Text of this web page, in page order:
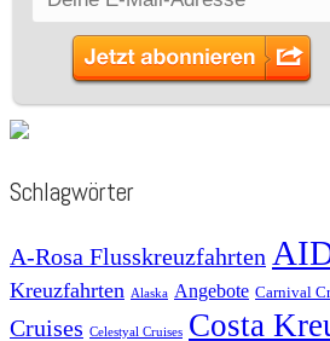
Schlagwörter
A-Rosa Flusskreuzfahrten
Kreuzfahrten
Alaska Angebote Carnival
Cruises Celestyal Cruises Costa